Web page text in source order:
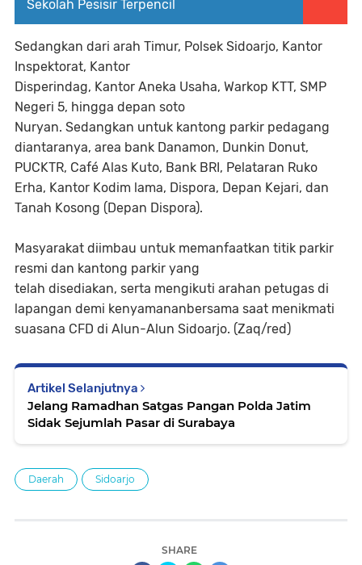
Sekolah Pesisir Terpencil
Sedangkan dari arah Timur, Polsek Sidoarjo, Kantor
Inspektorat, Kantor
Disperindag, Kantor Aneka Usaha, Warkop KTT, SMP
Negeri 5, hingga depan soto
Nuryan. Sedangkan untuk kantong parkir pedagang
diantaranya, area bank Danamon, Dunkin Donut,
PUCKTR, Café Alas Kuto, Bank BRI, Pelataran Ruko
Erha, Kantor Kodim lama, Dispora, Depan Kejari, dan
Tanah Kosong (Depan Dispora).
Masyarakat diimbau untuk memanfaatkan titik parkir
resmi dan kantong parkir yang
telah disediakan, serta mengikuti arahan petugas di
lapangan demi kenyamananbersama saat menikmati
suasana CFD di Alun-Alun Sidoarjo. (Zaq/red)
Artikel Selanjutnya
Jelang Ramadhan Satgas Pangan Polda Jatim
Sidak Sejumlah Pasar di Surabaya
Daerah Sidoarjo
SHARE